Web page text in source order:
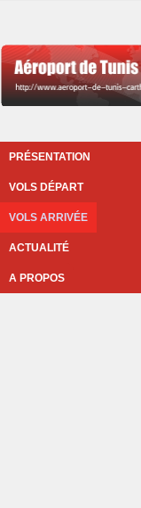
PRÉSENTATION
VOLS DÉPART
VOLS ARRIVÉE
ACTUALITÉ
A PROPOS